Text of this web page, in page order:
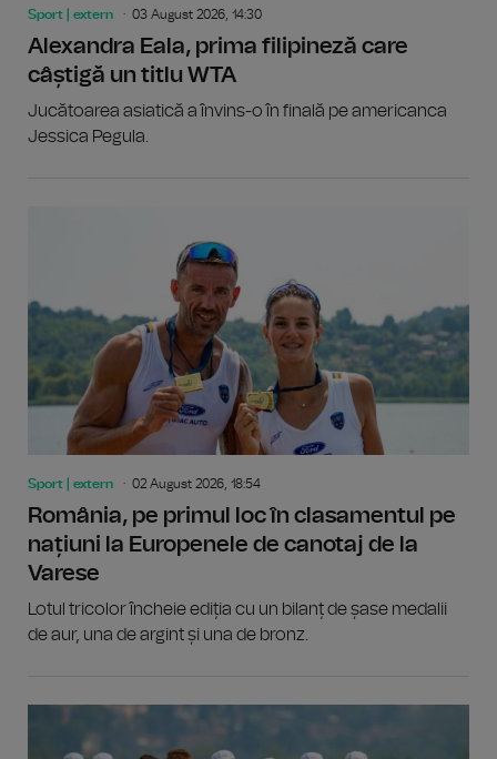
Sport | extern 03 August 2026, 14:30
Alexandra Eala, prima filipineză care
câștigă un titlu WTA
Jucătoarea asiatică a învins-o în finală pe americanca
Jessica Pegula.
Sport | extern 02 August 2026, 18:54
România, pe primul loc în clasamentul pe
națiuni la Europenele de canotaj de la
Varese
Lotul tricolor încheie ediția cu un bilanț de șase medalii
de aur, una de argint și una de bronz.